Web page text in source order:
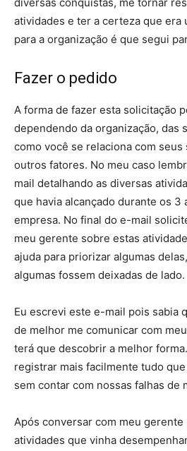
atividades e ter a certeza que era
para a organização é que segui
Fazer o pedido
A forma de fazer esta solicitação
dependendo da organização, das
como você se relaciona com
outros fatores. No meu caso
mail detalhando as diversas
que havia alcançado durante os 3
empresa. No final do e-mail
meu gerente sobre estas
ajuda para priorizar algumas
algumas fossem deixadas de lado.
Eu escrevi este e-mail pois sabia
de melhor me comunicar com
terá que descobrir a melhor
registrar mais facilmente tudo
sem contar com nossas falhas de
Após conversar com meu gerente
atividades que vinha